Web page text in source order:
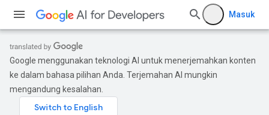
Masuk
Google menggunakan teknologi AI untuk menerjemahkan konten
ke dalam bahasa pilihan Anda. Terjemahan AI mungkin
mengandung kesalahan.